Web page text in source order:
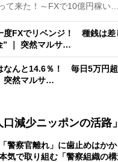
て来た！～FXで10億円稼い…
度FXでリベンジ！ 種銭は差
” ｜ 突然マルサ…
なんと14.6％！ 毎日5万円
突然マルサ…
減少ニッポンの活路」
「警察官離れ」に歯止めはか
気で取り組む「警察組織の